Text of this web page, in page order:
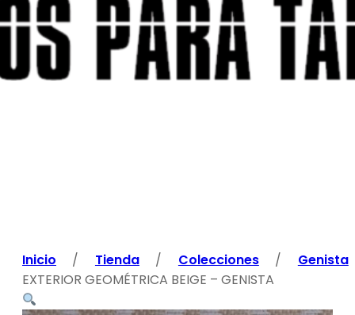
Inicio / Tienda / Colecciones /
Genista
EXTERIOR GEOMÉTRICA BEIGE – GENISTA